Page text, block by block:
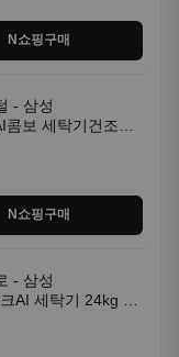
N쇼핑구매
- 삼성
AI 세탁기 24kg 건
N쇼핑구매
- 삼성
AI 세탁기 24kg 건